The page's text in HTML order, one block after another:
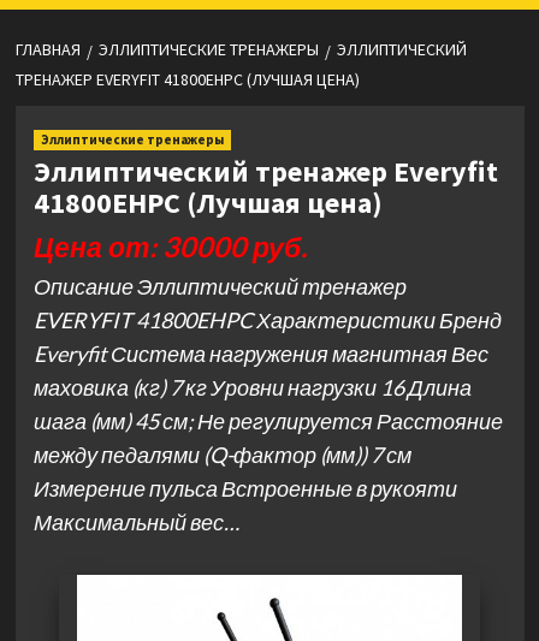
ГЛАВНАЯ ЭЛЛИПТИЧЕСКИЕ ТРЕНАЖЕРЫ
ЭЛЛИПТИЧЕСКИЙ
ТРЕНАЖЕР EVERYFIT 41800EHPC (ЛУЧШАЯ ЦЕНА)
Эллиптические тренажеры
Эллиптический тренажер Everyfit
41800EHPC (Лучшая цена)
Цена от: 30000 руб.
Описание Эллиптический тренажер
EVERYFIT 41800EHPC Характеристики Бренд
Everyfit Система нагружения магнитная Вес
маховика (кг) 7 кг Уровни нагрузки 16 Длина
шага (мм) 45 см; Не регулируется Расстояние
между педалями (Q-фактор (мм)) 7 см
Измерение пульса Встроенные в рукояти
Максимальный вес…